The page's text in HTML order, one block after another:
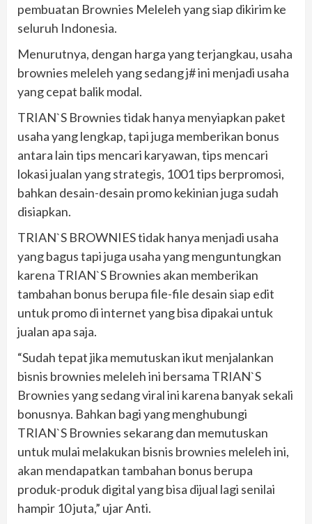
pembuatan Brownies Meleleh yang siap dikirim ke
seluruh Indonesia.
Menurutnya, dengan harga yang terjangkau, usaha
brownies meleleh yang sedang j# ini menjadi usaha
yang cepat balik modal.
TRIAN`S Brownies tidak hanya menyiapkan paket
usaha yang lengkap, tapi juga memberikan bonus
antara lain tips mencari karyawan, tips mencari
lokasi jualan yang strategis, 1001 tips berpromosi,
bahkan desain-desain promo kekinian juga sudah
disiapkan.
TRIAN`S BROWNIES tidak hanya menjadi usaha
yang bagus tapi juga usaha yang menguntungkan
karena TRIAN`S Brownies akan memberikan
tambahan bonus berupa file-file desain siap edit
untuk promo di internet yang bisa dipakai untuk
jualan apa saja.
“Sudah tepat jika memutuskan ikut menjalankan
bisnis brownies meleleh ini bersama TRIAN`S
Brownies yang sedang viral ini karena banyak sekali
bonusnya. Bahkan bagi yang menghubungi
TRIAN`S Brownies sekarang dan memutuskan
untuk mulai melakukan bisnis brownies meleleh ini,
akan mendapatkan tambahan bonus berupa
produk-produk digital yang bisa dijual lagi senilai
hampir 10 juta,” ujar Anti.